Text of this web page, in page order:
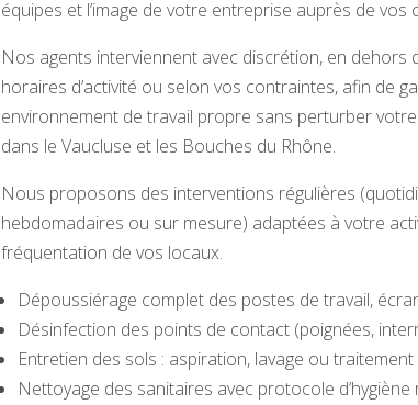
équipes et l’image de votre entreprise auprès de vos
Nos agents interviennent avec discrétion, en dehors
horaires d’activité ou selon vos contraintes, afin de
environnement de travail propre sans perturber
dans le Vaucluse et les Bouches du Rhône.
Nous proposons des interventions régulières
hebdomadaires ou sur mesure) adaptées à votre
fréquentation de vos locaux.
Dépoussiérage complet des postes de travail,
Désinfection des points de contact (poignées,
Entretien des sols : aspiration, lavage ou
Nettoyage des sanitaires avec protocole d’hygiène